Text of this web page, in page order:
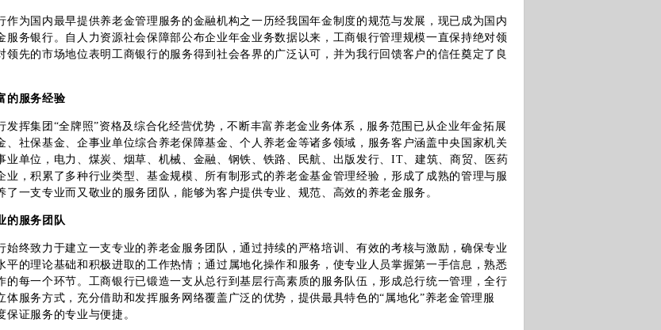
作为国内最早提供养老金管理服务的金融机构之一历经我国年金制度的规范与发展，现已成为国内
服务银行。自人力资源社会保障部公布企业年金业务数据以来，工商银行管理规模一直保持绝对领
领先的市场地位表明工商银行的服务得到社会各界的广泛认可，并为我行回馈客户的信任奠定了良
的服务经验
发挥集团“全牌照”资格及综合化经营优势，不断丰富养老金业务体系，服务范围已从企业年金拓展
、社保基金、企事业单位综合养老保障基金、个人养老金等诸多领域，服务客户涵盖中央国家机关
业单位，电力、煤炭、烟草、机械、金融、钢铁、铁路、民航、出版发行、IT、建筑、商贸、医药
业，积累了多种行业类型、基金规模、所有制形式的养老金基金管理经验，形成了成熟的管理与服
了一支专业而又敬业的服务团队，能够为客户提供专业、规范、高效的养老金服务。
的服务团队
始终致力于建立一支专业的养老金服务团队，通过持续的严格培训、有效的考核与激励，确保专业
平的理论基础和积极进取的工作热情；通过属地化操作和服务，使专业人员掌握第一手信息，熟悉
的每一个环节。工商银行已锻造一支从总行到基层行高素质的服务队伍，形成总行统一管理，全行
体服务方式，充分借助和发挥服务网络覆盖广泛的优势，提供最具特色的“属地化”养老金管理服
保证服务的专业与便捷。